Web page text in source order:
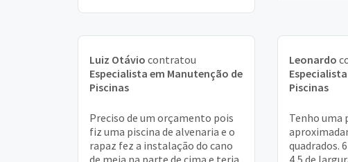
Luiz Otávio contratou
Especialista em Manutenção de
Piscinas
Preciso de um orçamento pois
fiz uma piscina de alvenaria e o
rapaz fez a instalação do cano
Leonardo
Piscinas
Tenho uma
quadrados.